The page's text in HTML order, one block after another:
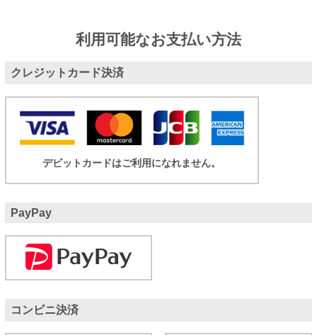
利用可能なお支払い方法
クレジットカード決済
デビットカードはご利用になれません。
PayPay
コンビニ決済